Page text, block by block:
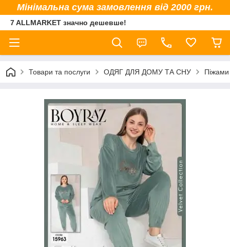
Мінімальна сума замовлення від 2000 грн.
7 ALLMARKET значно дешевше!
Товари та послуги ОДЯГ ДЛЯ ДОМУ ТА СНУ Піжами